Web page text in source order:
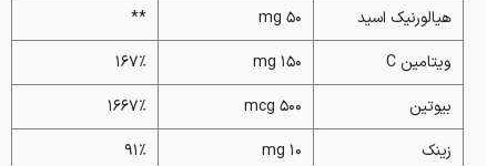
هیالورنیک اسید
50 mg
**
ویتامین C
150 mg
167%
بیوتین
500 mcg
1667%
زینک
10 mg
91%